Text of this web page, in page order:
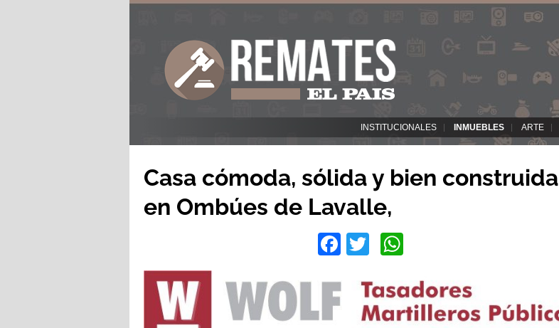
INSTITUCIONALES INMUEBLES ARTE
Casa cómoda, sólida y bien construida
en Ombúes de Lavalle,
Facebook
Twitter